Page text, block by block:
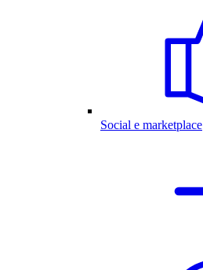
Social e marketplace